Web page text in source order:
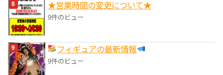
★営業時間の変更について★
9件のビュー
フィギュアの最新情報
9件のビュー